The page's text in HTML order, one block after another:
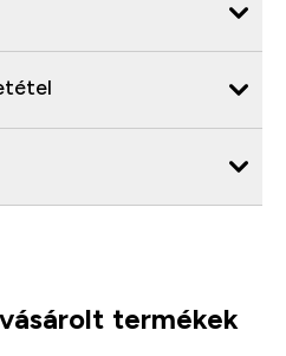
termékek